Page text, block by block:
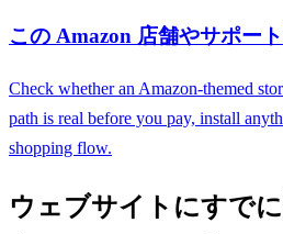
この Amazon 店舗やサポー
Check whether an Amazon-themed
path is real before you pay, install
shopping flow.
ウェブサイトにすで